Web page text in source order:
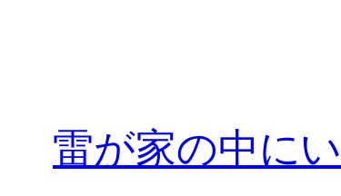
雷が家の中に